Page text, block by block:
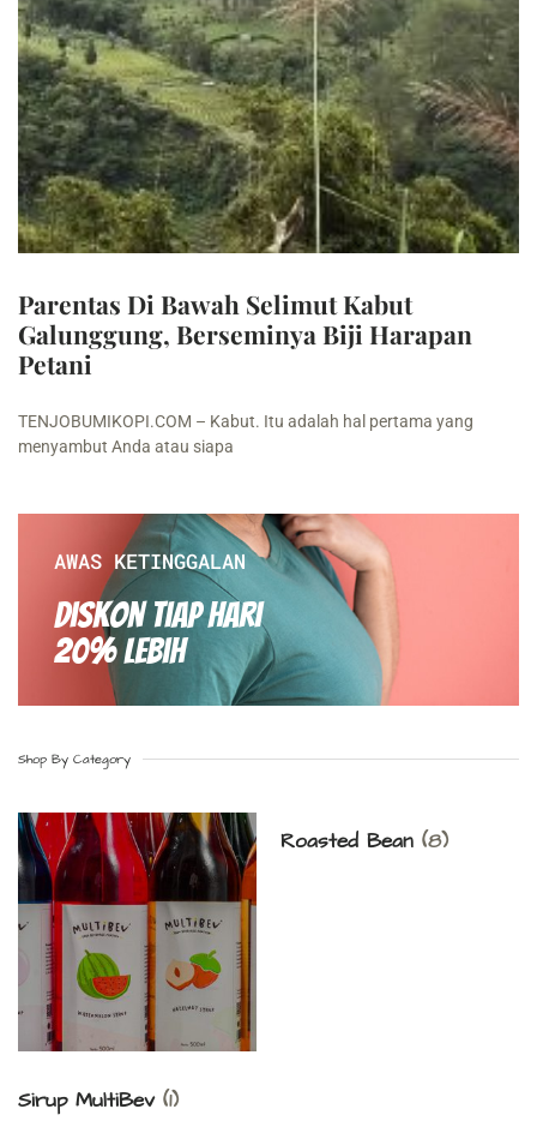
Parentas Di Bawah Selimut Kabut
Galunggung, Berseminya Biji Harapan
Petani
TENJOBUMIKOPI.COM – Kabut. Itu adalah hal pertama yang
menyambut Anda atau siapa
AWAS KETINGGALAN
Diskon Tiap hari
20% Lebih
Shop By Category
Sirup MultiBev (1)
Roasted Bean (8)